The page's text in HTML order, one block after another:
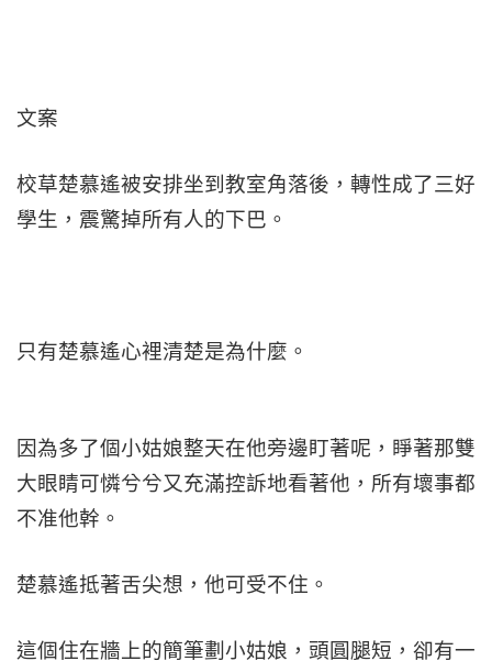
文案
校草楚慕遙被安排坐到教室角落後，轉性成了三好
學生，震驚掉所有人的下巴。
只有楚慕遙心裡清楚是為什麼。
因為多了個小姑娘整天在他旁邊盯著呢，睜著那雙
大眼睛可憐兮兮又充滿控訴地看著他，所有壞事都
不准他幹。
楚慕遙抵著舌尖想，他可受不住。
這個住在牆上的簡筆劃小姑娘，頭圓腿短，卻有一